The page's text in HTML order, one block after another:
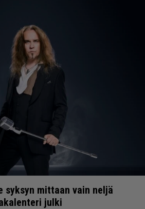
syksyn mittaan vain neljä
julki